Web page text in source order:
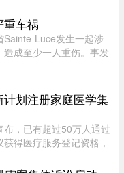
63% 的加拿大人希望总
...
重车祸
Luce发生一起涉
成至少一人重伤。事发
未公布 ...
划注册家庭医学集
，已有超过50万人通过
得医疗服务登记资格，
诊所（GMF）的集体管